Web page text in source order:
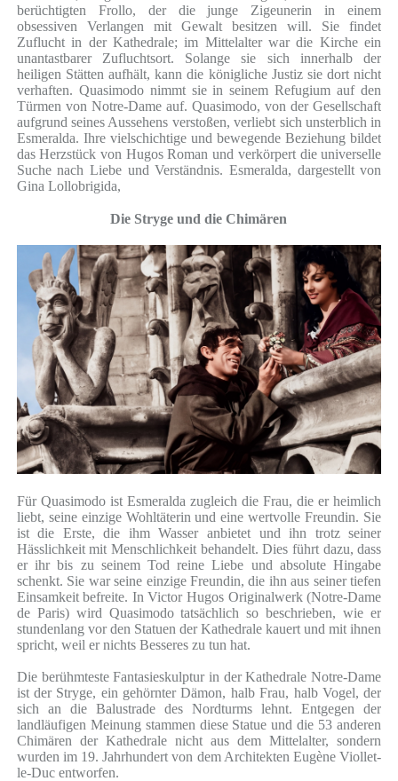
berüchtigten Frollo, der die junge Zigeunerin in einem
obsessiven Verlangen mit Gewalt besitzen will. Sie findet
Zuflucht in der Kathedrale; im Mittelalter war die Kirche ein
unantastbarer Zufluchtsort. Solange sie sich innerhalb der
heiligen Stätten aufhält, kann die königliche Justiz sie dort nicht
verhaften. Quasimodo nimmt sie in seinem Refugium auf den
Türmen von Notre-Dame auf. Quasimodo, von der Gesellschaft
aufgrund seines Aussehens verstoßen, verliebt sich unsterblich in
Esmeralda. Ihre vielschichtige und bewegende Beziehung bildet
das Herzstück von Hugos Roman und verkörpert die universelle
Suche nach Liebe und Verständnis. Esmeralda, dargestellt von
Gina Lollobrigida,
Die Stryge und die Chimären
Für Quasimodo ist Esmeralda zugleich die Frau, die er heimlich
liebt, seine einzige Wohltäterin und eine wertvolle Freundin. Sie
ist die Erste, die ihm Wasser anbietet und ihn trotz seiner
Hässlichkeit mit Menschlichkeit behandelt. Dies führt dazu, dass
er ihr bis zu seinem Tod reine Liebe und absolute Hingabe
schenkt. Sie war seine einzige Freundin, die ihn aus seiner tiefen
Einsamkeit befreite. In Victor Hugos Originalwerk (Notre-Dame
de Paris) wird Quasimodo tatsächlich so beschrieben, wie er
stundenlang vor den Statuen der Kathedrale kauert und mit ihnen
spricht, weil er nichts Besseres zu tun hat.
Die berühmteste Fantasieskulptur in der Kathedrale Notre-Dame
ist der Stryge, ein gehörnter Dämon, halb Frau, halb Vogel, der
sich an die Balustrade des Nordturms lehnt. Entgegen der
landläufigen Meinung stammen diese Statue und die 53 anderen
Chimären der Kathedrale nicht aus dem Mittelalter, sondern
wurden im 19. Jahrhundert von dem Architekten Eugène Viollet-
le-Duc entworfen.